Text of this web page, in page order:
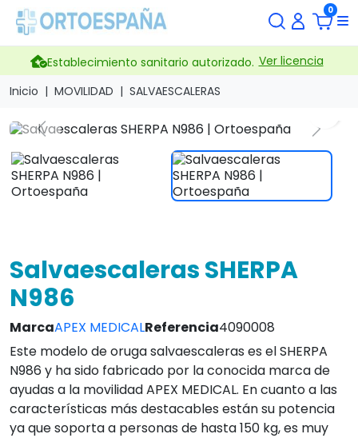
0
Establecimiento sanitario autorizado. Ver licencia
Inicio
MOVILIDAD SALVAESCALERAS
Previous Next
Salvaescaleras SHERPA
N986
MarcaAPEX MEDICALReferencia4090008
Este modelo de oruga salvaescaleras es el SHERPA
N986 y ha sido fabricado por la conocida marca de
ayudas a la movilidad APEX MEDICAL. En cuanto a las
características más destacables están su potencia
ya que soporta a personas de hasta 150 kg, es muy